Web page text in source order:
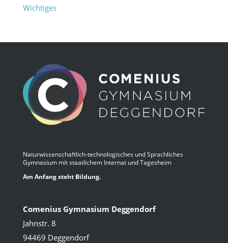
Wichtiges
Naturwissenschaftlich-technologisches und Sprachliches
Gymnasium mit staatlichem Internat und Tagesheim
Am Anfang steht Bildung.
Comenius Gymnasium Deggendorf
Jahnstr. 8
94469 Deggendorf